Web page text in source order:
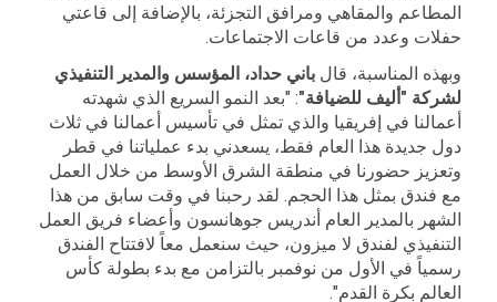
المطاعم والمقاهي ومرافق التجزئة، بالإضافة إلى قاعتي
حفلات وعدد من قاعات الاجتماعات.
وبهذه المناسبة، قال باني حداد، المؤسس والمدير التنفيذي
لشركة "أليف للضيافة": "بعد النمو السريع الذي شهدته
أعمالنا في إفريقيا والذي تمثل في تأسيس أعمالنا في ثلاث
دول جديدة هذا العام فقط، يسعدني بدء عملياتنا في قطر
وتعزيز حضورنا في منطقة الشرق الأوسط من خلال العمل
مع فندق بمثل هذا الحجم. لقد رحبنا في وقت سابق من هذا
الشهر بالمدير العام أندريس جوهانسون وأعضاء فريق العمل
التنفيذي لفندق لا ميزون، حيث سنعمل معاً لافتتاح الفندق
رسمياً في الأول من نوفمبر بالتزامن مع بدء بطولة كأس
العالم بكرة القدم".